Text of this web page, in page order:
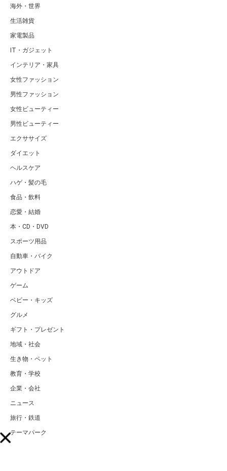
海外・世界
生活雑貨
家電製品
IT・ガジェット
インテリア・家具
女性ファッション
男性ファッション
女性ビューティー
男性ビューティー
エクササイズ
ダイエット
ヘルスケア
ハゲ・髪の毛
食品・飲料
恋愛・結婚
本・CD・DVD
スポーツ用品
自動車・バイク
アウトドア
ゲーム
ベビー・キッズ
グルメ
ギフト・プレゼント
地域・社会
生き物・ペット
教育・学校
企業・会社
ニュース
旅行・鉄道
テーマパーク